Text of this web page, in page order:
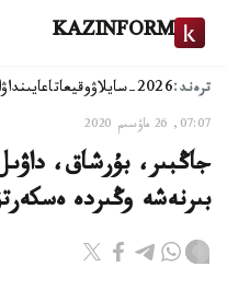
KAZINFORM
ترەند:2026-سايلاۋ وقيعاتاعايىنداۋ
07:07, 26 ماۋسىم 2020
جاڭبىر، بۇرشاق،
بىرنەشە وڭىردە